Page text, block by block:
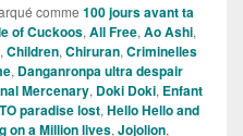
comme 100 jours avant ta
of Cuckoos, All Free, Ao Ashi,
, Children, Chiruran, Criminelles
, Danganronpa ultra despair
Mercenary, Doki Doki, Enfant
paradise lost, Hello Hello and
on a Million lives, Jojolion,